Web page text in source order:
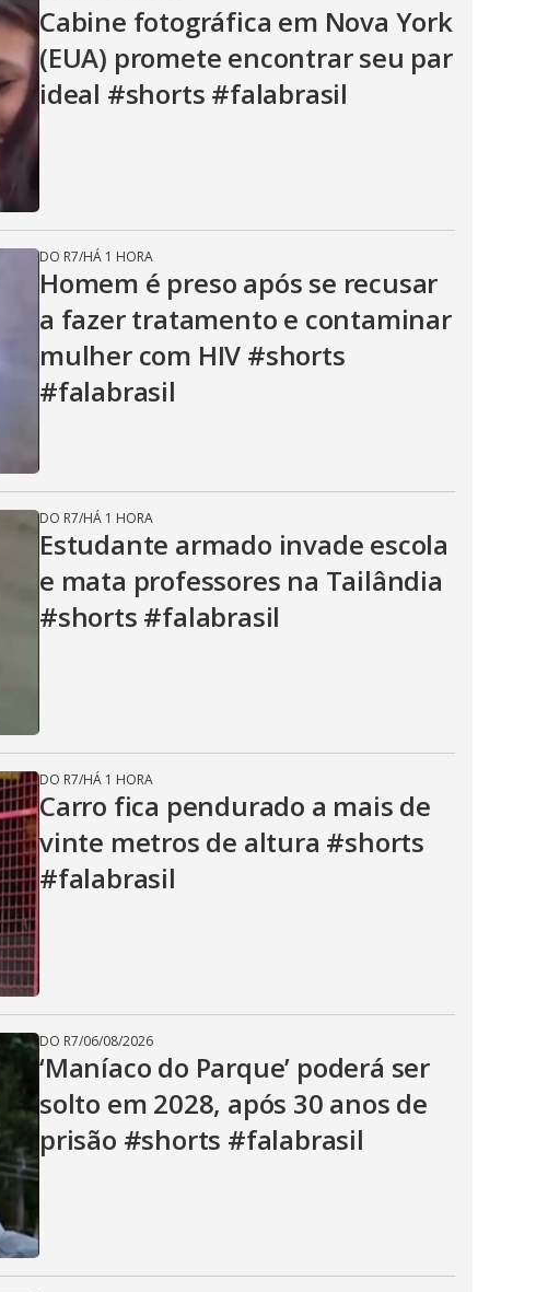
i
d
e
o
Cabine fotográfica em Nova York
(EUA) promete encontrar seu par
ideal #shorts #falabrasil
DO R7/HÁ 1 HORA
Homem é preso após se recusar
a fazer tratamento e contaminar
mulher com HIV #shorts
#falabrasil
DO R7/HÁ 1 HORA
Estudante armado invade escola
e mata professores na Tailândia
#shorts #falabrasil
DO R7/HÁ 1 HORA
Carro fica pendurado a mais de
vinte metros de altura #shorts
#falabrasil
DO R7/06/08/2026
‘Maníaco do Parque’ poderá ser
solto em 2028, após 30 anos de
prisão #shorts #falabrasil